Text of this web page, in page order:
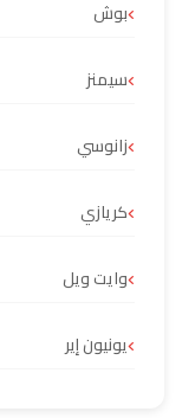
بوش
سيمنز
زانوسي
كريازي
وايت ويل
يونيون إير